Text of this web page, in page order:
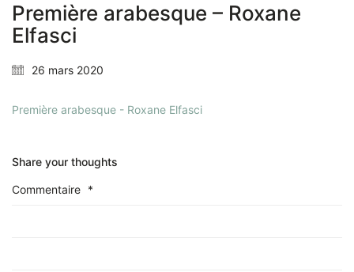
Première arabesque – Roxane
Elfasci
26 mars 2020
Première arabesque - Roxane Elfasci
Share your thoughts
Commentaire *